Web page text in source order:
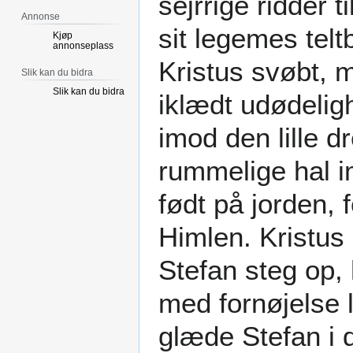
sit legemes
Kristus svøbt,
iklædt
imod den lille
rummelige hal
født på jorden,
Himlen.
Stefan steg
med fornøjelse
glæde Stefan i
Annonse
Kjøp
annonseplass
Slik kan du bidra
Slik kan du bidra